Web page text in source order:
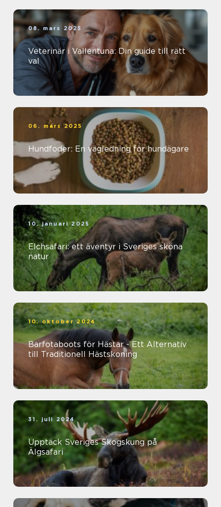
08. mars 2025
Veterinär i Vallentuna: Din guide till rätt
val
06. mars 2025
Hundfoder: En vägledning för hundägare
10. januari 2025
Elchsafari: ett äventyr i Sveriges sköna
natur
10. oktober 2024
Barfotaboots för Hästar - Ett Alternativ
till Traditionell Hästskoning
31. juli 2024
Upptäck Sveriges Skogskung på
Älgsafari